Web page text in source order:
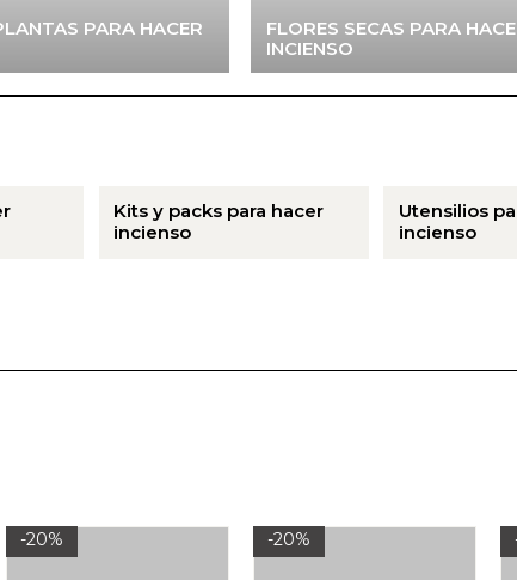
PARA HACER
FLORES SECAS PARA
INCIENSO
Kits y packs para hacer
incienso
Utensilios
incienso
-20% -20%